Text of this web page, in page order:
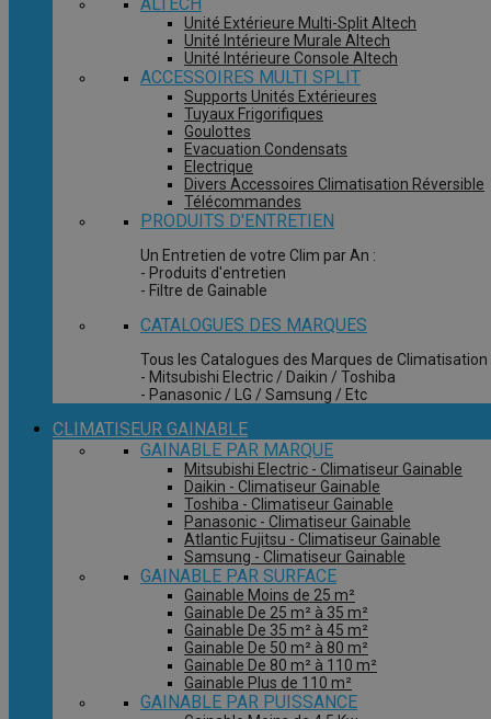
Unité Extérieure Multi-Split Altech
Unité Intérieure Murale Altech
Unité Intérieure Console Altech
ACCESSOIRES MULTI SPLIT
Supports Unités Extérieures
Tuyaux Frigorifiques
Goulottes
Evacuation Condensats
Electrique
Divers Accessoires Climatisation Réversible
Télécommandes
PRODUITS D'ENTRETIEN
Un Entretien de votre Clim par An :
- Produits d'entretien
- Filtre de Gainable
CATALOGUES DES MARQUES
Tous les Catalogues des Marques de Climatisation
- Mitsubishi Electric / Daikin / Toshiba
- Panasonic / LG / Samsung / Etc
CLIMATISEUR GAINABLE
GAINABLE PAR MARQUE
Mitsubishi Electric - Climatiseur Gainable
Daikin - Climatiseur Gainable
Toshiba - Climatiseur Gainable
Panasonic - Climatiseur Gainable
Atlantic Fujitsu - Climatiseur Gainable
Samsung - Climatiseur Gainable
GAINABLE PAR SURFACE
Gainable Moins de 25 m²
Gainable De 25 m² à 35 m²
Gainable De 35 m² à 45 m²
Gainable De 50 m² à 80 m²
Gainable De 80 m² à 110 m²
Gainable Plus de 110 m²
GAINABLE PAR PUISSANCE